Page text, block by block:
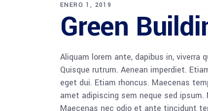
ENERO 1, 2019
Green
Aliquam lorem ante, dapibus in,
Quisque rutrum. Aenean imperdiet.
eget dui. Etiam rhoncus. Maecenas
amet adipiscing sem neque sed ipsum.
Maecenas nec odio et ante tincidunt